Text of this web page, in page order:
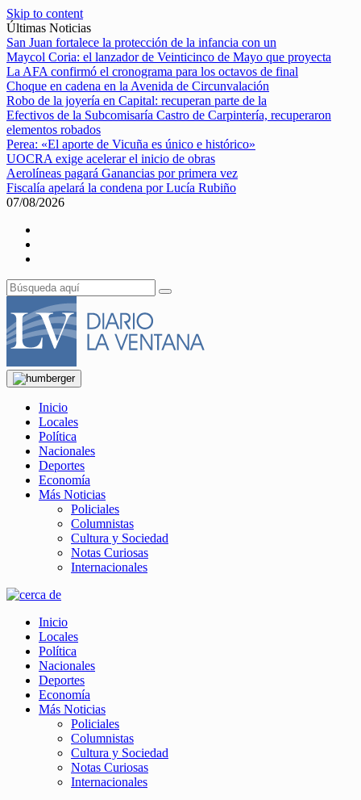
Skip to content
Últimas Noticias
San Juan fortalece la protección de la infancia con un
Maycol Coria: el lanzador de Veinticinco de Mayo que proyecta
La AFA confirmó el cronograma para los octavos de final
Choque en cadena en la Avenida de Circunvalación
Robo de la joyería en Capital: recuperan parte de la
Efectivos de la Subcomisaría Castro de Carpintería, recuperaron
elementos robados
Perea: «El aporte de Vicuña es único e histórico»
UOCRA exige acelerar el inicio de obras
Aerolíneas pagará Ganancias por primera vez
Fiscalía apelará la condena por Lucía Rubiño
07/08/2026
Inicio
Locales
Política
Nacionales
Deportes
Economía
Más Noticias
Policiales
Columnistas
Cultura y Sociedad
Notas Curiosas
Internacionales
Inicio
Locales
Política
Nacionales
Deportes
Economía
Más Noticias
Policiales
Columnistas
Cultura y Sociedad
Notas Curiosas
Internacionales